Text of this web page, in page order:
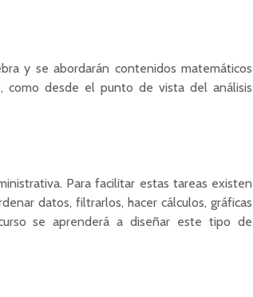
y se abordarán contenidos matemáticos
desde el punto de vista del análisis
Para facilitar estas tareas existen
datos, filtrarlos, hacer cálculos, gráficas
se aprenderá a diseñar este tipo de